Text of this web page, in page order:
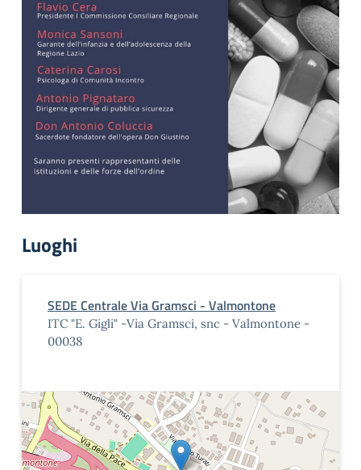
Luoghi
SEDE Centrale Via Gramsci - Valmontone
ITC "E. Gigli" -Via Gramsci, snc - Valmontone -
00038